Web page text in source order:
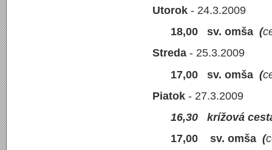
Utorok - 24.3.2009
18,00 sv. omša (
Streda - 25.3.2009
17,00 sv. omša (
Piatok -
16,30 krížová
17,00
sv. omša (